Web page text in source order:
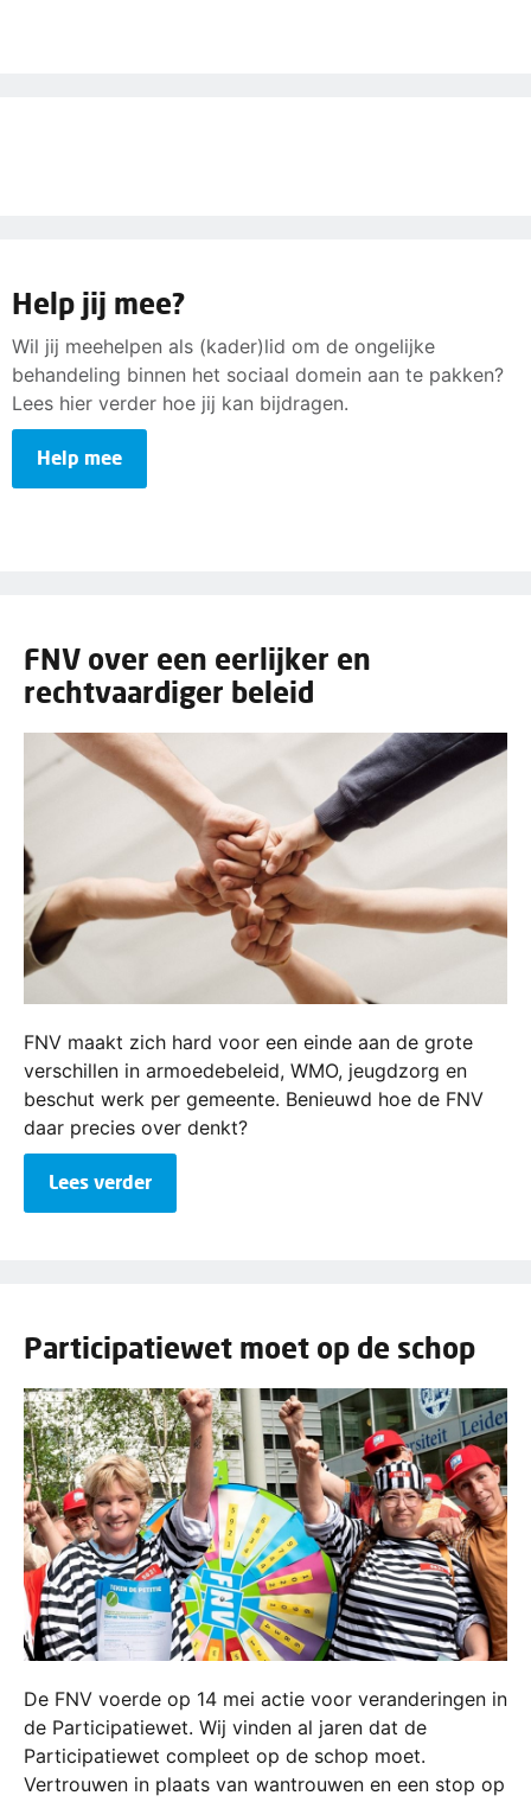
Help jij mee?
Wil jij meehelpen als (kader)lid om de ongelijke
behandeling binnen het sociaal domein aan te pakken?
Lees hier verder hoe jij kan bijdragen.
Help mee
FNV over een eerlijker en
rechtvaardiger beleid
FNV maakt zich hard voor een einde aan de grote
verschillen in armoedebeleid, WMO, jeugdzorg en
beschut werk per gemeente. Benieuwd hoe de FNV
daar precies over denkt?
Lees verder
Participatiewet moet op de schop
De FNV voerde op 14 mei actie voor veranderingen in
de Participatiewet. Wij vinden al jaren dat de
Participatiewet compleet op de schop moet.
Vertrouwen in plaats van wantrouwen en een stop op